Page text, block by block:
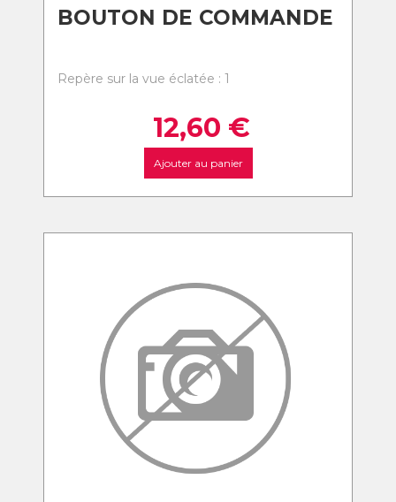
BOUTON DE COMMANDE
Repère sur la vue éclatée : 1
12,60 €
Ajouter au panier